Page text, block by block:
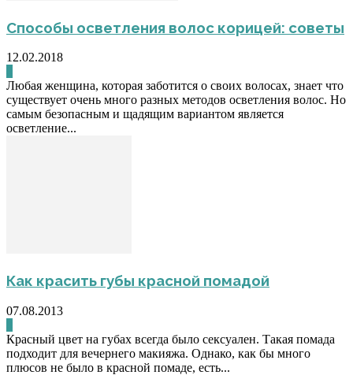
Способы осветления волос корицей: советы
12.02.2018
Любая женщина, которая заботится о своих волосах, знает что
существует очень много разных методов осветления волос. Но
самым безопасным и щадящим вариантом является
осветление...
Как красить губы красной помадой
07.08.2013
Красный цвет на губах всегда было сексуален. Такая помада
подходит для вечернего макияжа. Однако, как бы много
плюсов не было в красной помаде, есть...